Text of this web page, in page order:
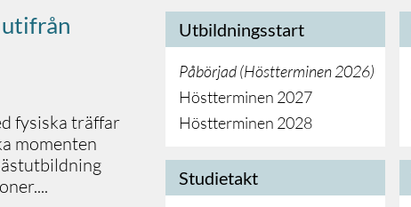
fysiska träffar
momenten
....
Utbildningsstart
Påbörjad (Höstterminen 2026)
Höstterminen 2027
Höstterminen 2028
Studietakt